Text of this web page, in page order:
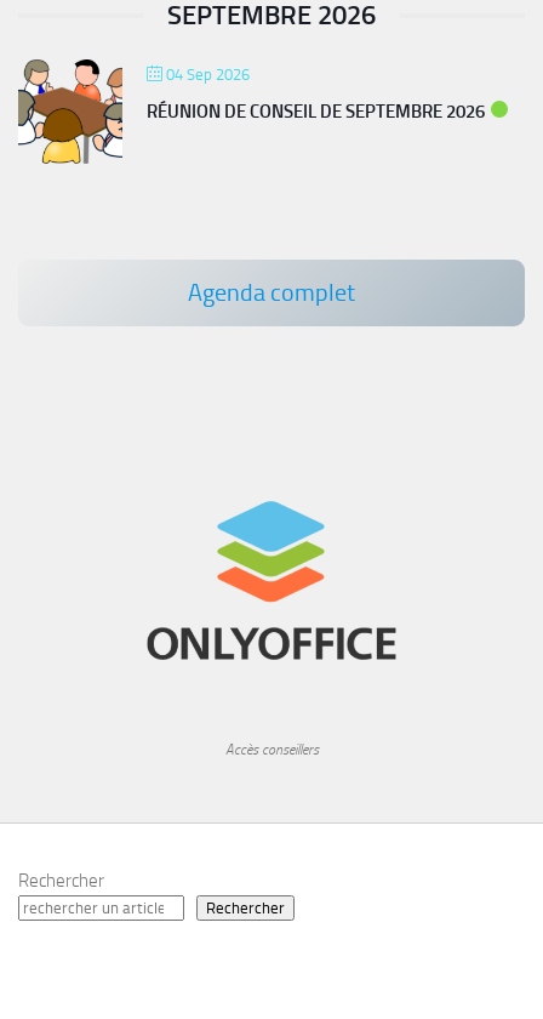
SEPTEMBRE 2026
04 Sep 2026
RÉUNION DE CONSEIL DE SEPTEMBRE 2026
Agenda complet
Accès conseillers
Rechercher
Rechercher